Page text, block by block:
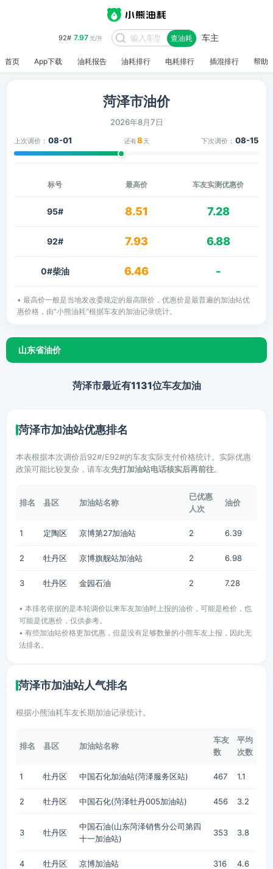
92# 7.97元/升 查油耗 车主
首页 App下载 油耗报告 油耗排行 电耗排行 插混排行 帮助
菏泽市油价
2026年8月7日
上次调价： 08-01 还有8 天 下次调价： 08-15
标号 最高价 车友实测优惠价
95# 8.51 7.28
92# 7.93 6.88
0#柴油 6.46 -
• 最高价一般是当地发改委规定的最高限价，优惠价是最普遍的加油站优
惠价格，由"小熊油耗"根据车友的加油记录统计。
山东省油价
菏泽市最近有1131位车友加油
菏泽市加油站优惠排名
本表根据本次调价后92#/E92#的车友实际支付价格统计。实际优惠
政策可能比较复杂，请车友先打加油站电话核实后再前往。
排名 县区 加油站名称
已优惠
人次
油价
1 定陶区 京博第27加油站 2 6.39
2 牡丹区 京博旗舰站加油站 2 6.98
3 牡丹区 金园石油 2 7.28
• 本排名依据的是本轮调价以来车友加油时上报的油价，可能是枪价，也
可能是优惠价，仅供参考。
• 有些加油站价格更加优惠，但是没有足够数量的小熊车友上报，因此无
法排名。
菏泽市加油站人气排名
根据小熊油耗车友长期加油记录统计。
排名 县区 加油站名称
车友
数
平均
次数
1 牡丹区 中国石化加油站(菏泽服务区站) 467 1.1
2 牡丹区 中国石化(菏泽牡丹005加油站) 456 3.2
3 牡丹区
中国石油(山东菏泽销售分公司第四
十一加油站)
353 3.8
4 牡丹区 京博加油站 316 4.6